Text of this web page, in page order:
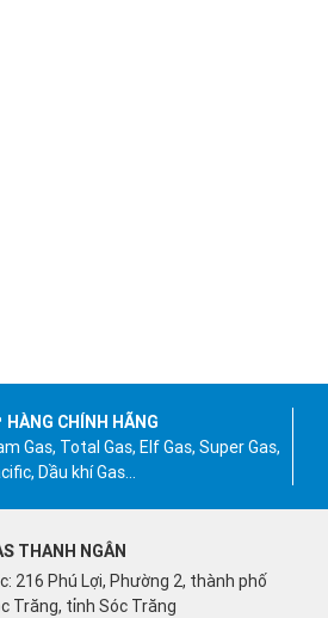
HÀNG CHÍNH HÃNG
Gas, Total Gas, Elf Gas, Super Gas,
Dầu khí Gas…
THANH NGÂN
216 Phú Lợi, Phường 2, thành phố
Trăng, tỉnh Sóc Trăng